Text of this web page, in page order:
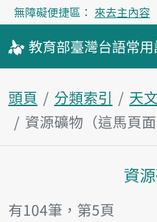
無障礙便捷區： 來去主內容
教育部臺灣台語常
頭頁 分類索引
天
資源礦物（這馬頁面
資
有104筆，第5頁